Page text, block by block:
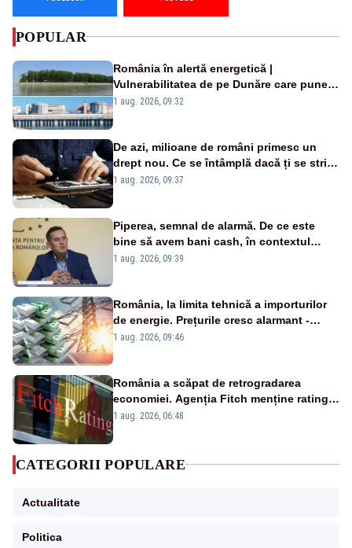
POPULAR
România în alertă energetică |
Vulnerabilitatea de pe Dunăre care pune
în pericol Centrala Cernavodă era
1 aug. 2026, 09:32
De azi, milioane de români primesc un
drept nou. Ce se întâmplă dacă ți se strică
un produs
1 aug. 2026, 09:37
Piperea, semnal de alarmă. De ce este
bine să avem bani cash, în contextul
alertei energetice?
1 aug. 2026, 09:39
România, la limita tehnică a importurilor
de energie. Prețurile cresc alarmant -
Analiză Realitatea Plus
1 aug. 2026, 09:46
România a scăpat de retrogradarea
economiei. Agenția Fitch menține ratingul
„BBB-” cu perspectivă negativă
1 aug. 2026, 06:48
CATEGORII POPULARE
Actualitate
Politica